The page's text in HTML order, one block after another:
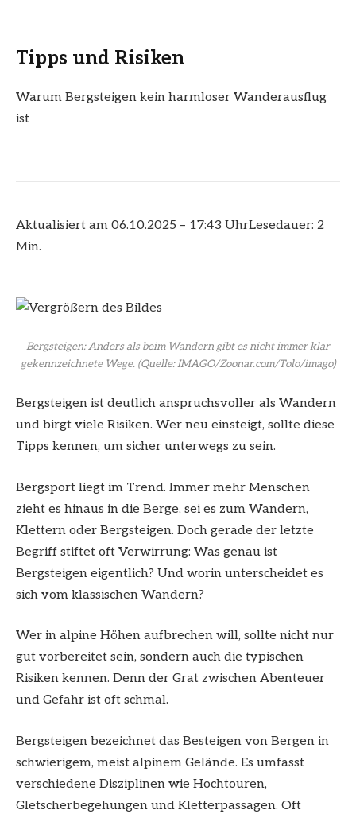
Tipps und Risiken
Warum Bergsteigen kein harmloser Wanderausflug
ist
Aktualisiert am 06.10.2025 – 17:43 UhrLesedauer: 2
Min.
Bergsteigen: Anders als beim Wandern gibt es nicht immer klar
gekennzeichnete Wege.(Quelle: IMAGO/Zoonar.com/Tolo/imago)
Bergsteigen ist deutlich anspruchsvoller als Wandern
und birgt viele Risiken. Wer neu einsteigt, sollte diese
Tipps kennen, um sicher unterwegs zu sein.
Bergsport liegt im Trend. Immer mehr Menschen
zieht es hinaus in die Berge, sei es zum Wandern,
Klettern oder Bergsteigen. Doch gerade der letzte
Begriff stiftet oft Verwirrung: Was genau ist
Bergsteigen eigentlich? Und worin unterscheidet es
sich vom klassischen Wandern?
Wer in alpine Höhen aufbrechen will, sollte nicht nur
gut vorbereitet sein, sondern auch die typischen
Risiken kennen. Denn der Grat zwischen Abenteuer
und Gefahr ist oft schmal.
Bergsteigen bezeichnet das Besteigen von Bergen in
schwierigem, meist alpinem Gelände. Es umfasst
verschiedene Disziplinen wie Hochtouren,
Gletscherbegehungen und Kletterpassagen. Oft